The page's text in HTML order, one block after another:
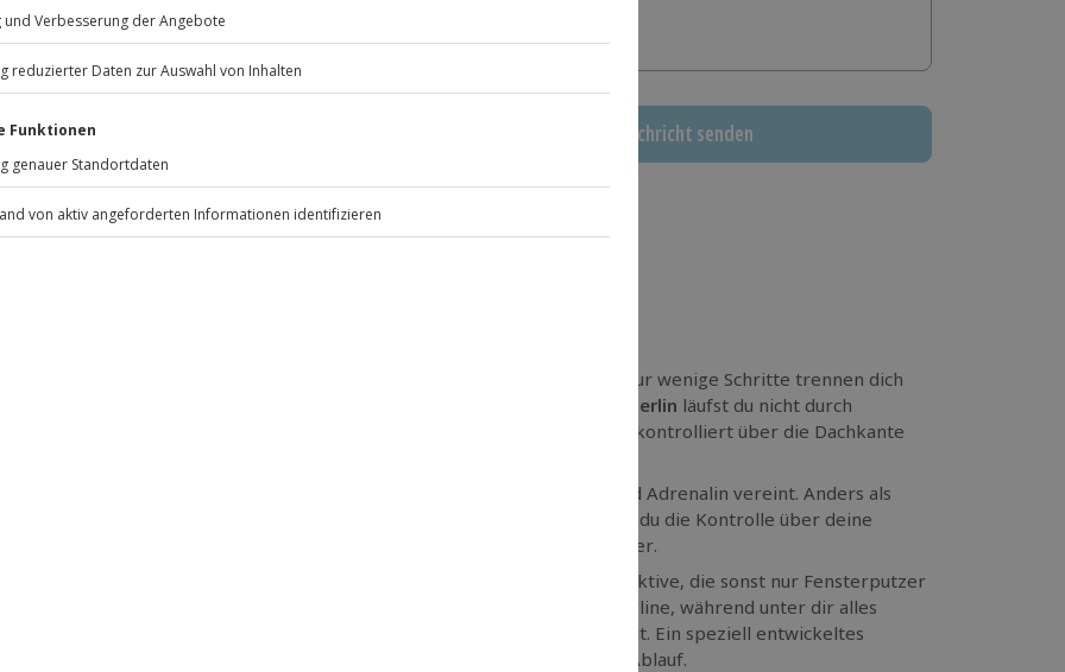
Nachricht senden
findest du in unserer
auf dem Dach. Der Wind weht dir ins Gesicht, unter dir pulsiert Berlin. Nur wenige Schritte trennen dich
House Running Berlin läufst du nicht durch
du läufst sie hinunter. Gesichert an einem Spezialseil kippst du kontrolliert über die Dachkante
Extremsport klingt, ist ein professionell betreutes Erlebnis, das Mut und Adrenalin vereint. Anders als
Jumping springst du nicht in die Tiefe. Beim House Running behältst du die Kontrolle über deine
Du läufst aktiv die Hauswand hinunter – Schritt für Schritt, Meter für Meter.
: Du erlebst die Stadt aus einer Perspektive, die sonst nur Fensterputzer
kennen. Dein Blick schweift über Dächer, Straßen und Skyline, während unter dir alles
wird. Dein Herz schlägt schneller, doch deine Ausrüstung gibt dir Sicherheit. Ein speziell entwickeltes
sowie erfahrene Instruktoren sorgen für einen kontrollierten Ablauf.